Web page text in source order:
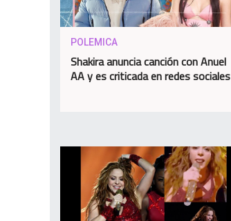
POLEMICA
Shakira anuncia canción con Anuel
AA y es criticada en redes sociales